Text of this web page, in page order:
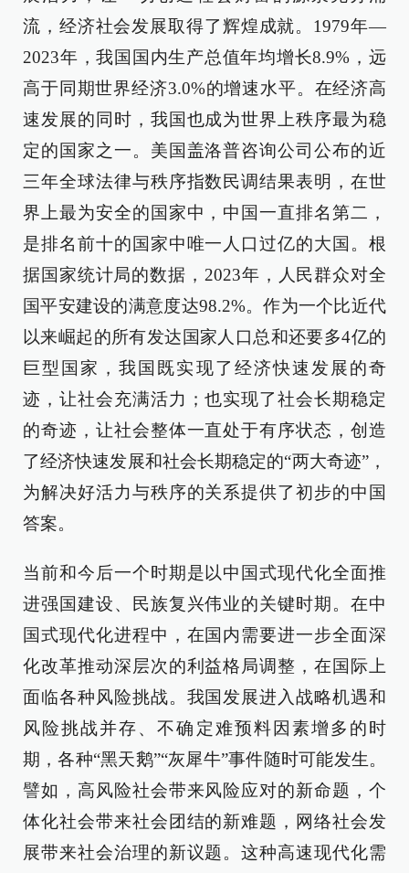
流，经济社会发展取得了辉煌成就。1979年—
2023年，我国国内生产总值年均增长8.9%，远
高于同期世界经济3.0%的增速水平。在经济高
速发展的同时，我国也成为世界上秩序最为稳
定的国家之一。美国盖洛普咨询公司公布的近
三年全球法律与秩序指数民调结果表明，在世
界上最为安全的国家中，中国一直排名第二，
是排名前十的国家中唯一人口过亿的大国。根
据国家统计局的数据，2023年，人民群众对全
国平安建设的满意度达98.2%。作为一个比近代
以来崛起的所有发达国家人口总和还要多4亿的
巨型国家，我国既实现了经济快速发展的奇
迹，让社会充满活力；也实现了社会长期稳定
的奇迹，让社会整体一直处于有序状态，创造
了经济快速发展和社会长期稳定的“两大奇迹”，
为解决好活力与秩序的关系提供了初步的中国
答案。
当前和今后一个时期是以中国式现代化全面推
进强国建设、民族复兴伟业的关键时期。在中
国式现代化进程中，在国内需要进一步全面深
化改革推动深层次的利益格局调整，在国际上
面临各种风险挑战。我国发展进入战略机遇和
风险挑战并存、不确定难预料因素增多的时
期，各种“黑天鹅”“灰犀牛”事件随时可能发生。
譬如，高风险社会带来风险应对的新命题，个
体化社会带来社会团结的新难题，网络社会发
展带来社会治理的新议题。这种高速现代化需